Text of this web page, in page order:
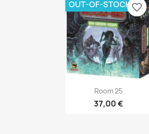
Aperçu rapide
Room 25
37,00 €
OUT-OF-STOCK favorite_border
Annuler Créer une